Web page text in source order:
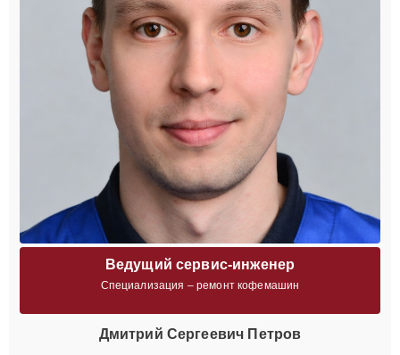
Ведущий сервис-инженер
Специализация – ремонт кофемашин
Дмитрий Сергеевич Петров